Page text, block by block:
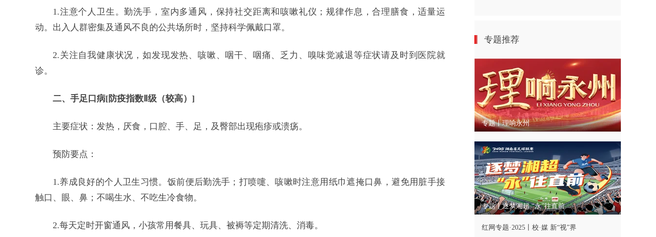
1.注意个人卫生。勤洗手，室内多通风，保持社交距离和咳嗽礼仪；规律作息，合理膳食，适量运
动。出入人群密集及通风不良的公共场所时，坚持科学佩戴口罩。
2.关注自我健康状况，如发现发热、咳嗽、咽干、咽痛、乏力、嗅味觉减退等症状请及时到医院就
诊。
二、手足口病[防疫指数Ⅱ级（较高）]
主要症状：发热，厌食，口腔、手、足，及臀部出现疱疹或溃疡。
预防要点：
1.养成良好的个人卫生习惯。饭前便后勤洗手；打喷嚏、咳嗽时注意用纸巾遮掩口鼻，避免用脏手接
触口、眼、鼻；不喝生水、不吃生冷食物。
2.每天定时开窗通风，小孩常用餐具、玩具、被褥等定期清洗、消毒。
专题推荐
专题丨理响永州
专题丨逐梦湘超 “永”往直前
红网专题·2025丨校·媒 新“视”界